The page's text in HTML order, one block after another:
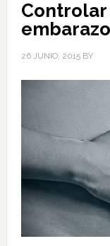
embarazo
26 JUNIO, 2015BY